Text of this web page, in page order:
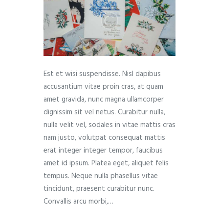
Est et wisi suspendisse. Nisl dapibus
accusantium vitae proin cras, at quam
amet gravida, nunc magna ullamcorper
dignissim sit vel netus. Curabitur nulla,
nulla velit vel, sodales in vitae mattis cras
nam justo, volutpat consequat mattis
erat integer integer tempor, faucibus
amet id ipsum. Platea eget, aliquet felis
tempus. Neque nulla phasellus vitae
tincidunt, praesent curabitur nunc.
Convallis arcu morbi,…